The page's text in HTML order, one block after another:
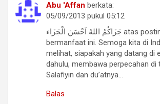
Abu 'Affan berkata:
05/09/2013 pukul 05:12
جَزَاكُمُ اللهُ اَحْسَنَ الْجَزَاء atas posting yang sangat
bermanfaat ini. Semoga kita di
melihat, siapakah yang datang di
dahulu, membawa perpecahan di
Salafiyin dan du’atnya…
Balas